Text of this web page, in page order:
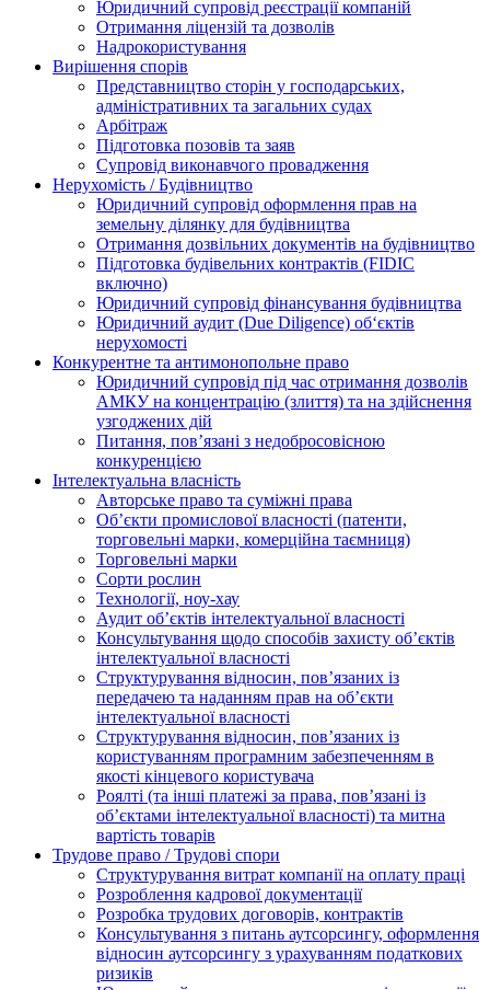
Юридичний супровід реєстрації компаній
Отримання ліцензій та дозволів
Надрокористування
Вирішення спорів
Представництво сторін у господарських,
адміністративних та загальних судах
Арбітраж
Підготовка позовів та заяв
Супровід виконавчого провадження
Нерухомість / Будівництво
Юридичний супровід оформлення прав на
земельну ділянку для будівництва
Отримання дозвільних документів на будівництво
Підготовка будівельних контрактів (FIDIC
включно)
Юридичний супровід фінансування будівництва
Юридичний аудит (Due Diligence) об‘єктів
нерухомості
Конкурентне та антимонопольне право
Юридичний супровід під час отримання дозволів
АМКУ на концентрацію (злиття) та на здійснення
узгоджених дій
Питання, пов’язані з недобросовісною
конкуренцією
Інтелектуальна власність
Авторське право та суміжні права
Oб’єкти промислової власності (патенти,
торговельні марки, комерційна таємниця)
Торговельні марки
Сорти рослин
Технології, ноу-хау
Аудит об’єктів інтелектуальної власності
Консультування щодо способів захисту об’єктів
інтелектуальної власності
Структурування відносин, пов’язаних із
передачею та наданням прав на об’єкти
інтелектуальної власності
Структурування відносин, пов’язаних із
користуванням програмним забезпеченням в
якості кінцевого користувача
Роялті (та інші платежі за права, пов’язані із
об’єктами інтелектуальної власності) та митна
вартість товарів
Трудове право / Трудові спори
Cтруктурування витрат компанії на оплату праці
Розроблення кадрової документації
Розробка трудових договорів, контрактів
Консультування з питань аутсорсингу, оформлення
відносин аутсорсингу з урахуванням податкових
ризиків